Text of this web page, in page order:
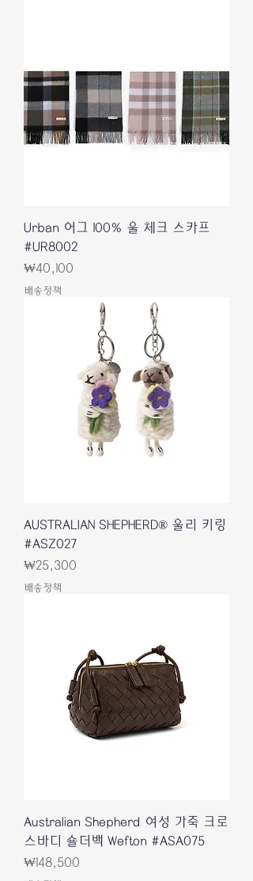
Urban 어그 100% 울 체크 스카프
#UR8002
가격
₩40,100
배송정책
AUSTRALIAN SHEPHERD® 울리 키링
#ASZ027
가격
₩25,300
배송정책
Australian Shepherd 여성 가죽 크로
스바디 숄더백 Wefton #ASA075
가격
₩148,500